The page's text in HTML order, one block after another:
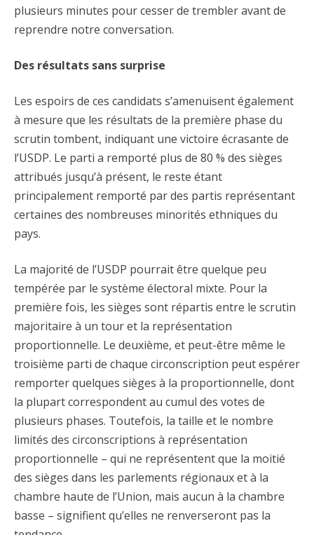
plusieurs minutes pour cesser de trembler avant de
reprendre notre conversation.
Des résultats sans surprise
Les espoirs de ces candidats s’amenuisent également
à mesure que les résultats de la première phase du
scrutin tombent, indiquant une victoire écrasante de
l’USDP. Le parti a remporté plus de 80 % des sièges
attribués jusqu’à présent, le reste étant
principalement remporté par des partis représentant
certaines des nombreuses minorités ethniques du
pays.
La majorité de l’USDP pourrait être quelque peu
tempérée par le système électoral mixte. Pour la
première fois, les sièges sont répartis entre le scrutin
majoritaire à un tour et la représentation
proportionnelle. Le deuxième, et peut-être même le
troisième parti de chaque circonscription peut espérer
remporter quelques sièges à la proportionnelle, dont
la plupart correspondent au cumul des votes de
plusieurs phases. Toutefois, la taille et le nombre
limités des circonscriptions à représentation
proportionnelle – qui ne représentent que la moitié
des sièges dans les parlements régionaux et à la
chambre haute de l’Union, mais aucun à la chambre
basse – signifient qu’elles ne renverseront pas la